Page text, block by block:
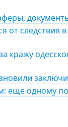
от следствия
кражу
еще одному